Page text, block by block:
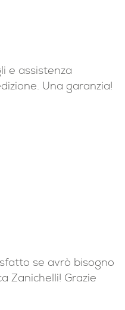
e assistenza
Una garanzia!
se avrò bisogno
Zanichelli! Grazie